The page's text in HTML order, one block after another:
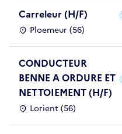
Carreleur (H/F)
Ploemeur (56)
CONDUCTEUR
BENNE A ORDURE ET
NETTOIEMENT (H/F)
Lorient (56)